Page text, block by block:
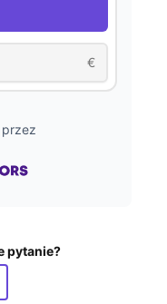
€
pytanie?